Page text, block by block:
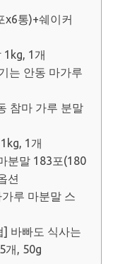
x6통)+쉐이커
1kg, 1개
는 안동 마가루
참마 가루 분말
1개
분말 183포(180
션
루 마분말 스
] 바빠도 식사는
개, 50g